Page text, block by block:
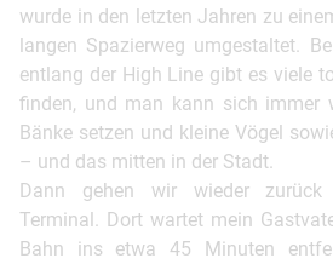
wurde in den letzten Jahren zu
langen Spazierweg umgestaltet.
entlang der High Line gibt es viele
finden, und man kann sich immer
Bänke setzen und kleine Vögel
– und das mitten in der Stadt.
Dann gehen wir wieder zurück
Terminal. Dort wartet mein
Bahn ins etwa 45 Minuten